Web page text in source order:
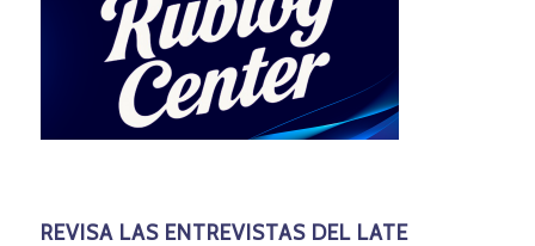
REVISA LAS ENTREVISTAS DEL LATE